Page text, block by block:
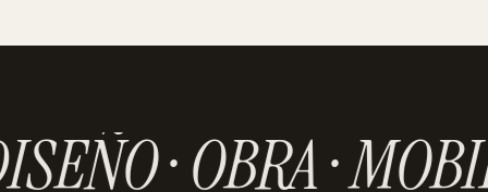
Velázquez
· OBRA ·